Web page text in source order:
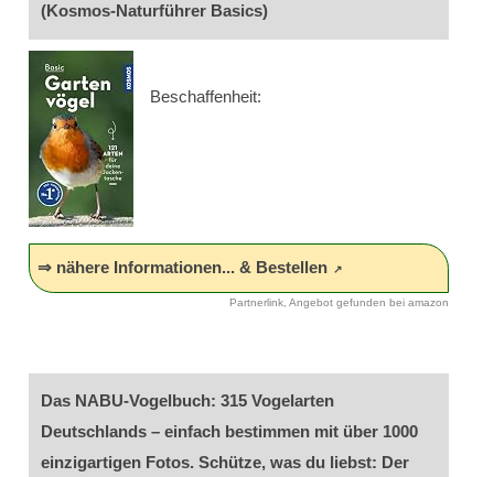
(Kosmos-Naturführer Basics)
Beschaffenheit:
⇒ nähere Informationen... & Bestellen
Partnerlink, Angebot gefunden bei amazon
Das NABU-Vogelbuch: 315 Vogelarten
Deutschlands – einfach bestimmen mit über 1000
einzigartigen Fotos. Schütze, was du liebst: Der